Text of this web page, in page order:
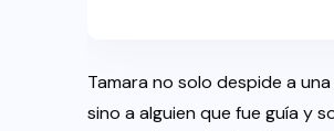
Tamara no solo despide a
sino a alguien que fue guía y